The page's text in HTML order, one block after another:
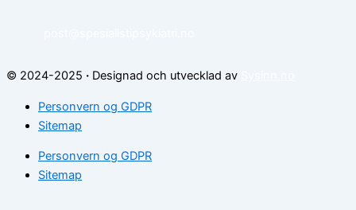
© 2024-2025 · Designad och utvecklad av
Personvern og GDPR
Sitemap
Personvern og GDPR
Sitemap